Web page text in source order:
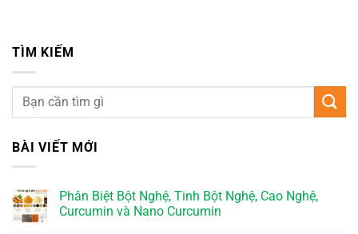
TÌM KIẾM
BÀI VIẾT MỚI
Phân Biệt Bột Nghệ, Tinh Bột Nghệ, Cao Nghệ,
Curcumin và Nano Curcumin